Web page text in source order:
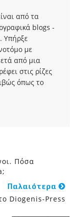
από τα
blogs -
Υπήρξε
με
από μια
στις ρίζες
όπως το
Πόσα
Παλαιότερα
Diogenis-Press